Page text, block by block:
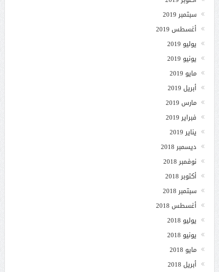
سبتمبر 2019
أغسطس 2019
يوليو 2019
يونيو 2019
مايو 2019
أبريل 2019
مارس 2019
فبراير 2019
يناير 2019
ديسمبر 2018
نوفمبر 2018
أكتوبر 2018
سبتمبر 2018
أغسطس 2018
يوليو 2018
يونيو 2018
مايو 2018
أبريل 2018